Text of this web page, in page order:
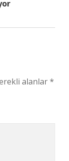
alanlar*